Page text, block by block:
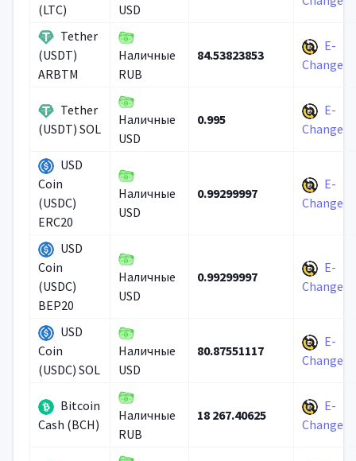
(LTC) USD
Tether
(USDT)
ARBTM
Наличные
RUB
84.53823853
E-
Change
Tether
(USDT) SOL
Наличные
USD
0.995
E-
Change
USD
Coin
(USDC)
ERC20
Наличные
USD
0.99299997
E-
Change
USD
Coin
(USDC)
BEP20
Наличные
USD
0.99299997
E-
Change
USD
Coin
(USDC) SOL
Наличные
USD
80.87551117
E-
Change
Bitcoin
Cash (BCH)
Наличные
RUB
18 267.40625
E-
Change